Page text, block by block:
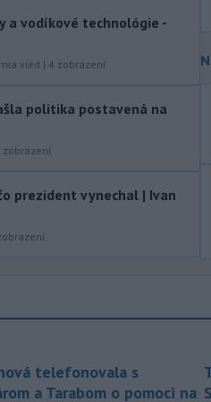
a vodíkové technológie -
vied | 4 zobrazení
politika postavená na
zobrazení
prezident vynechal | Ivan
telefonovala s
a Tarabom o pomoci na